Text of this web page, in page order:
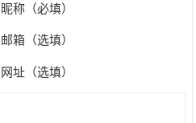
昵称（必填）
邮箱（选填）
网址（选填）